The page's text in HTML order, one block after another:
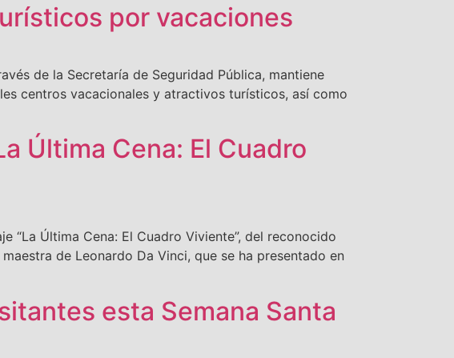
por vacaciones
de la Secretaría de Seguridad Pública, mantiene
centros vacacionales y atractivos turísticos, así como
Última Cena: El Cuadro
Última Cena: El Cuadro Viviente”, del reconocido
de Leonardo Da Vinci, que se ha presentado en
esta Semana Santa